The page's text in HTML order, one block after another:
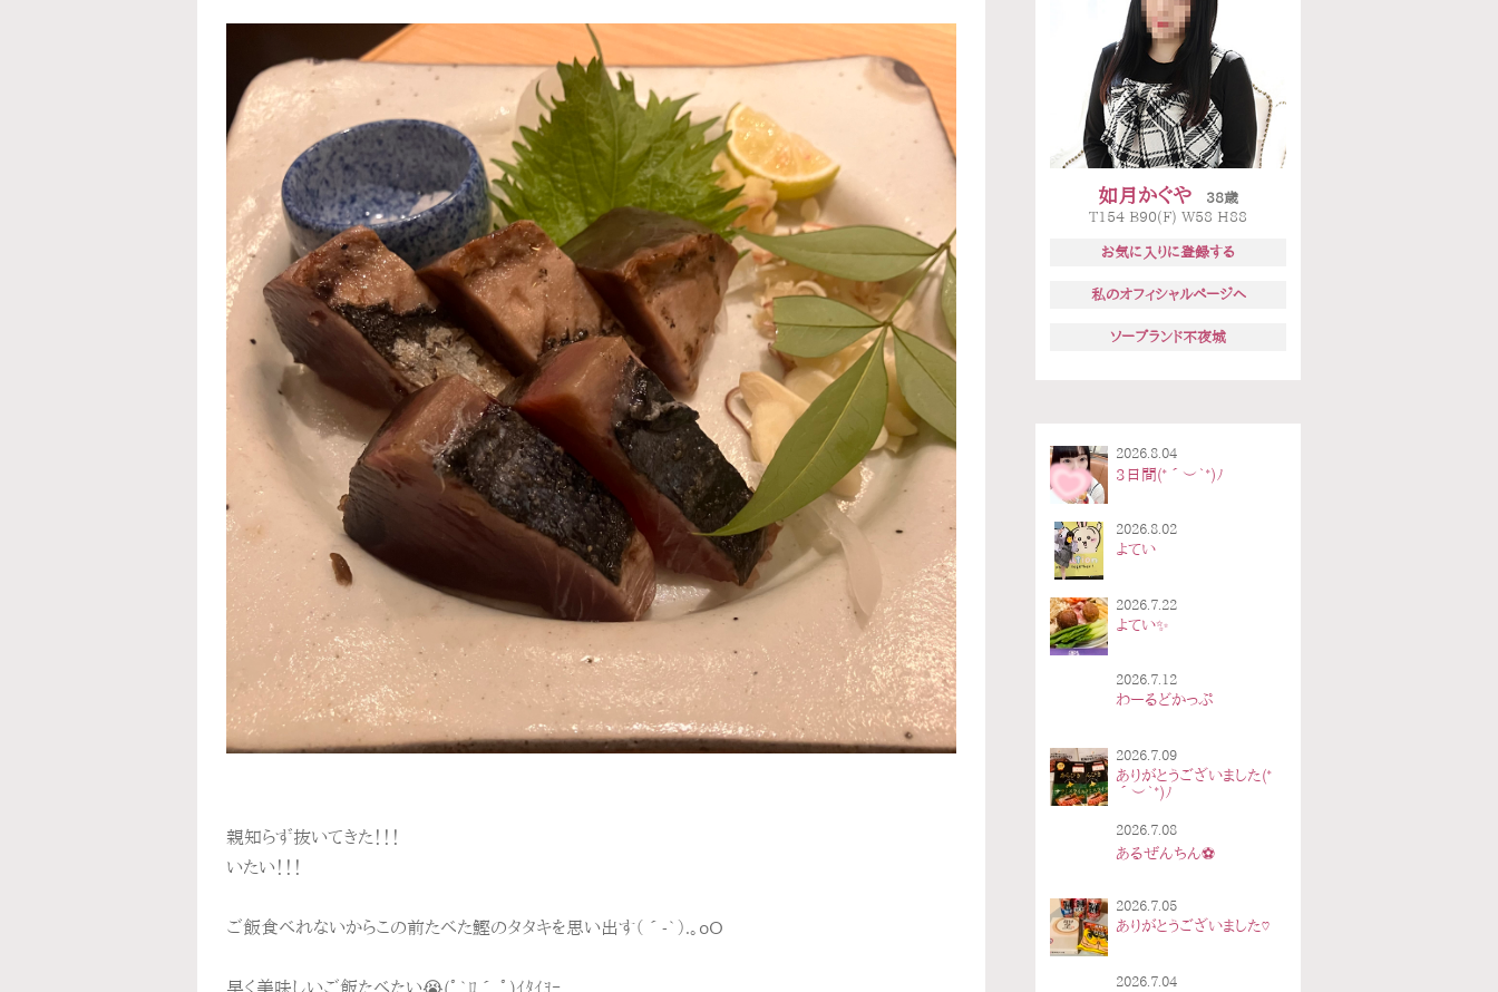
親知らず抜いてきた！！！
いたい！！！
ご飯食べれないからこの前たべた鰹のタタキを思い出す（´-`）.｡oO
早く美味しいご飯たべたい😭(ﾟ`ﾛ´ ﾟ)ｲﾀｲﾖｰ
如月かぐや
38歳
T154 B90(F) W58 H88
お気に入りに登録する
私のオフィシャルページへ
ソープランド不夜城
2026.8.04
3日間(*´︶`*)ﾉ
2026.8.02
よてい
2026.7.22
よてい✨
2026.7.12
わーるどかっぷ
2026.7.09
ありがとうございました(*
´︶`*)ﾉ
2026.7.08
あるぜんちん⚽️
2026.7.05
ありがとうございました♡
2026.7.04